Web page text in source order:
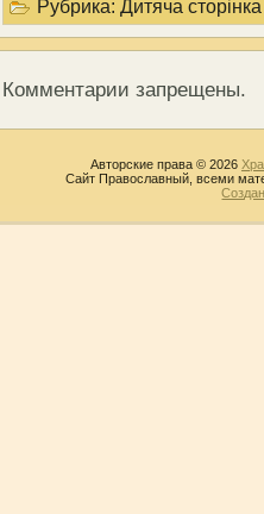
Рубрика: Дитяча сторінка
Комментарии запрещены.
Авторские права © 2026
Сайт Православный, всеми